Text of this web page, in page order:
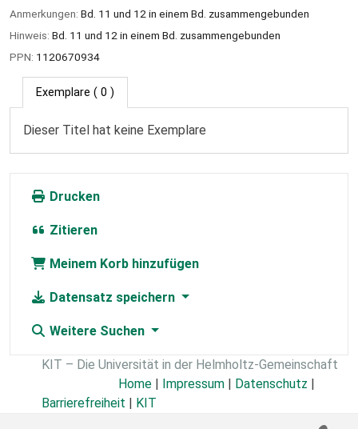
Anmerkungen: Bd. 11 und 12 in einem Bd. zusammengebunden
Hinweis: Bd. 11 und 12 in einem Bd. zusammengebunden
PPN: 1120670934
Exemplare ( 0 )
Dieser Titel hat keine Exemplare
Drucken
Zitieren
Meinem Korb hinzufügen
Datensatz speichern
Weitere Suchen
KIT – Die Universität in der Helmholtz-Gemeinschaft
Home | Impressum | Datenschutz |
Barrierefreiheit | KIT